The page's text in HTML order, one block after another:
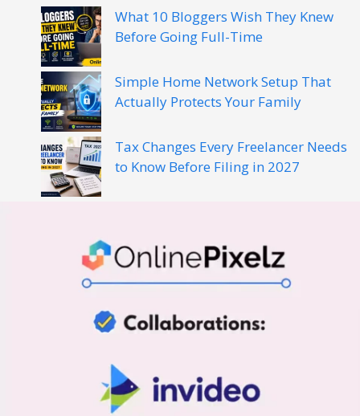
What 10 Bloggers Wish They Knew
Before Going Full-Time
Simple Home Network Setup That
Actually Protects Your Family
Tax Changes Every Freelancer Needs
to Know Before Filing in 2027